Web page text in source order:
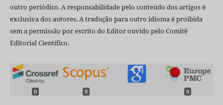
outro periódico. A responsabilidade pelo conteúdo dos artigos é
exclusiva dos autores. A tradução para outro idioma é proibida
sem a permissão por escrito do Editor ouvido pelo Comitê
Editorial Científico.
0 0 0